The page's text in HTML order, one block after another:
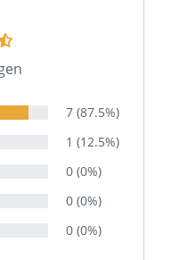
7 (87.5%)
1 (12.5%)
0 (0%)
0 (0%)
0 (0%)